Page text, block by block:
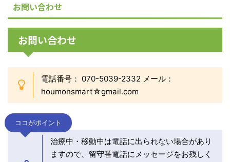
お問い合わせ
お問い合わせ
電話番号： 070-5039-2332 メール：
houmonsmart☆gmail.com
ココがポイント
治療中・移動中は電話に出られない場合があり
ますので、留守番電話にメッセージをお残しく